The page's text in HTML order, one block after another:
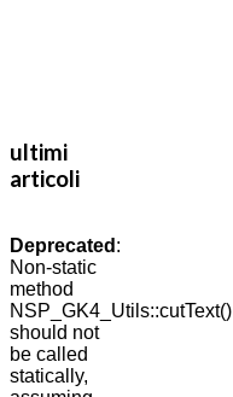
ultimi
articoli
Deprecated :
Non-static
method
NSP_GK4_Utils::cutText()
should not
be called
statically,